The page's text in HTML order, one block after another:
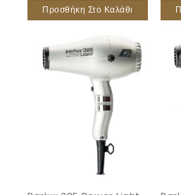
Προσθήκη Στο Καλάθι